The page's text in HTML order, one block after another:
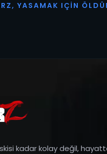
R Z, YASAMAK I ÇI N Ö L D Ü
kadar kolay değil,